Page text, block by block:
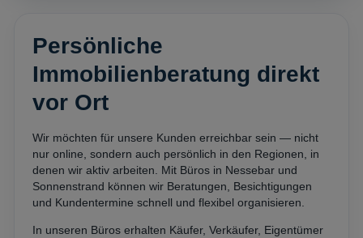
Persönliche
Immobilienberatung direkt
vor Ort
Wir möchten für unsere Kunden erreichbar sein — nicht
nur online, sondern auch persönlich in den Regionen, in
denen wir aktiv arbeiten. Mit Büros in Nessebar und
Sonnenstrand können wir Beratungen, Besichtigungen
und Kundentermine schnell und flexibel organisieren.
In unseren Büros erhalten Käufer, Verkäufer, Eigentümer